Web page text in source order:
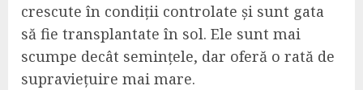
crescute în condiții controlate și sunt gata
să fie transplantate în sol. Ele sunt mai
scumpe decât semințele, dar oferă o rată de
supraviețuire mai mare.